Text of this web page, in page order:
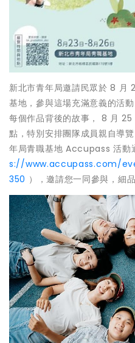
新北市青年局邀請民眾於 8 月
基地，參與這場充滿意義的活
每個作品背後的故事， 8 月
點，特別安排團隊成員親自導
年局青職基地 Accupass 活動
s://www.accupass.com/
350 ），邀請您一同參與，細